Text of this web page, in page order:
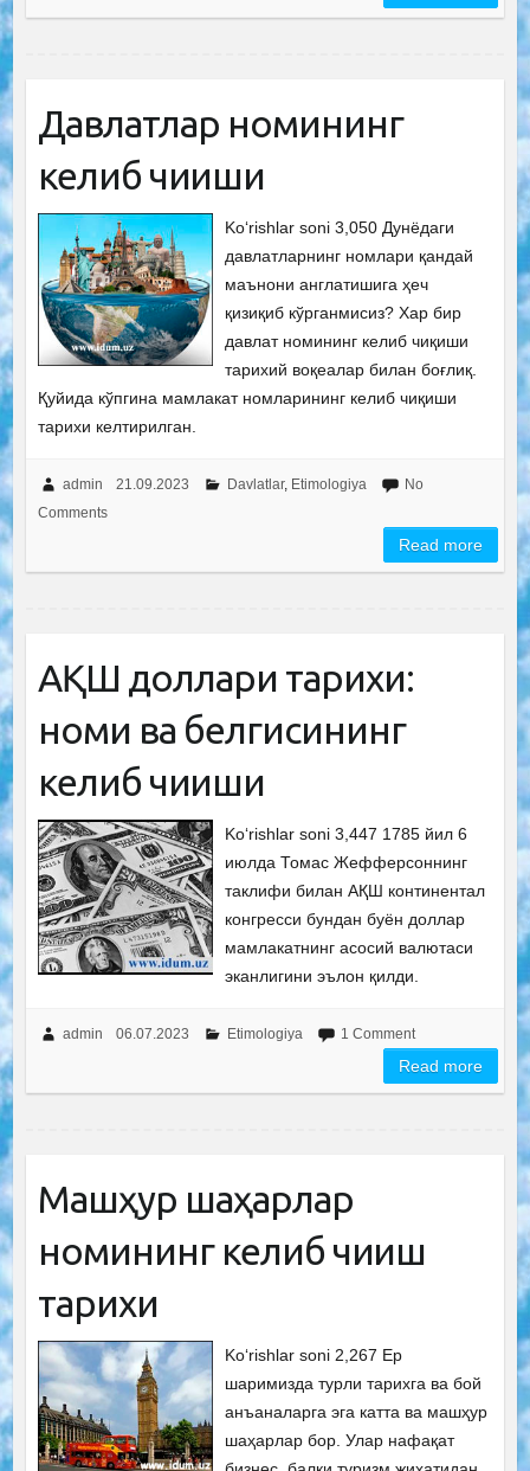
Давлатлар номининг
келиб чиқиши
Ko‘rishlar soni 3,050 Дунёдаги
давлатларнинг номлари қандай
маънони англатишига ҳеч
қизиқиб кўрганмисиз? Хар бир
давлат номининг келиб чиқиши
тарихий воқеалар билан боғлиқ.
Қуйида кўпгина мамлакат номларининг келиб чиқиши
тарихи келтирилган.
admin 21.09.2023 Davlatlar, Etimologiya
No
Comments
Read more
АҚШ доллари тарихи:
номи ва белгисининг
келиб чиқиши
Ko‘rishlar soni 3,447 1785 йил 6
июлда Томас Жефферсоннинг
таклифи билан АҚШ континентал
конгресси бундан буён доллар
мамлакатнинг асосий валютаси
эканлигини эълон қилди.
admin 06.07.2023 Etimologiya 1 Comment
Read more
Машҳур шаҳарлар
номининг келиб чиқиш
тарихи
Ko‘rishlar soni 2,267 Ер
шаримизда турли тарихга ва бой
анъаналарга эга катта ва машҳур
шаҳарлар бор. Улар нафақат